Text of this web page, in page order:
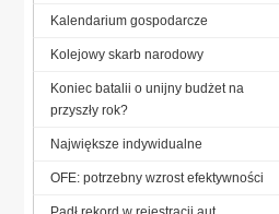
Kalendarium gospodarcze
Kolejowy skarb narodowy
Koniec batalii o unijny budżet na
przyszły rok?
Największe indywidualne
OFE: potrzebny wzrost efektywności